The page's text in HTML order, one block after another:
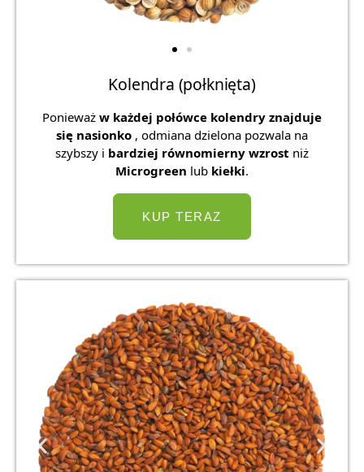
Kolendra (połknięta)
Ponieważ w każdej połówce kolendry znajduje
się nasionko , odmiana dzielona pozwala na
szybszy i bardziej równomierny wzrost niż
Microgreen lub kiełki.
KUP TERAZ